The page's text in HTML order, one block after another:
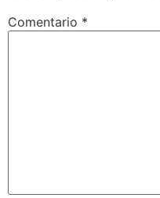
Comentario *